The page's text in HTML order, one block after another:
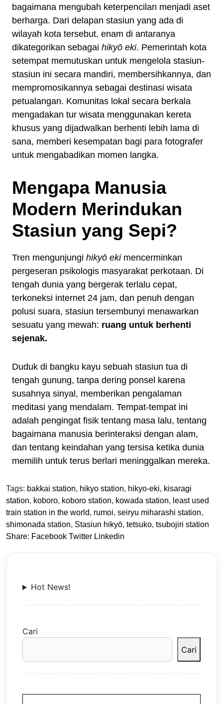
bagaimana mengubah keterpencilan menjadi aset
berharga. Dari delapan stasiun yang ada di
wilayah kota tersebut, enam di antaranya
dikategorikan sebagai hikyō eki. Pemerintah kota
setempat memutuskan untuk mengelola stasiun-
stasiun ini secara mandiri, membersihkannya, dan
mempromosikannya sebagai destinasi wisata
petualangan. Komunitas lokal secara berkala
mengadakan tur wisata menggunakan kereta
khusus yang dijadwalkan berhenti lebih lama di
sana, memberi kesempatan bagi para fotografer
untuk mengabadikan momen langka.
Mengapa Manusia
Modern Merindukan
Stasiun yang Sepi?
Tren mengunjungi hikyō ekimencerminkan
pergeseran psikologis masyarakat perkotaan. Di
tengah dunia yang bergerak terlalu cepat,
terkoneksi internet 24 jam, dan penuh dengan
polusi suara, stasiun tersembunyi menawarkan
sesuatu yang mewah: ruang untuk berhenti
sejenak.
Duduk di bangku kayu sebuah stasiun tua di
tengah gunung, tanpa dering ponsel karena
susahnya sinyal, memberikan pengalaman
meditasi yang mendalam. Tempat-tempat ini
adalah pengingat fisik tentang masa lalu, tentang
bagaimana manusia berinteraksi dengan alam,
dan tentang keindahan yang tersisa ketika dunia
memilih untuk terus berlari meninggalkan mereka.
Tags: bakkai station, hikyo station, hikyo-eki, kisaragi
station, koboro, koboro station, kowada station, least used
train station in the world, rumoi, seiryu miharashi station,
shimonada station, Stasiun hikyō, tetsuko, tsubojiri station
Share: Facebook Twitter Linkedin
Hot News!
Cari
Cari